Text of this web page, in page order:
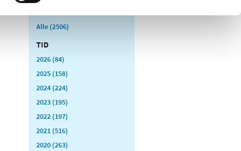
Alle (2506)
TID
2026 (84)
2025 (158)
2024 (224)
2023 (195)
2022 (197)
2021 (516)
2020 (263)